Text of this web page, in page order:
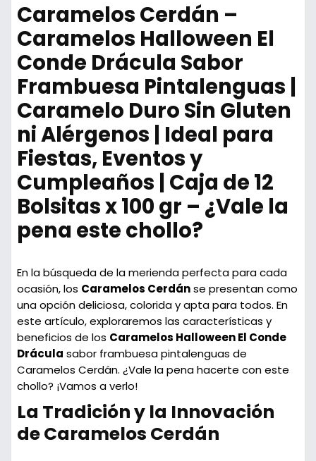
Caramelos Cerdán –
Caramelos Halloween El
Conde Drácula Sabor
Frambuesa Pintalenguas |
Caramelo Duro Sin Gluten
ni Alérgenos | Ideal para
Fiestas, Eventos y
Cumpleaños | Caja de 12
Bolsitas x 100 gr – ¿Vale la
pena este chollo?
En la búsqueda de la merienda perfecta para cada
ocasión, los Caramelos Cerdánse presentan como
una opción deliciosa, colorida y apta para todos. En
este artículo, exploraremos las características y
beneficios de los Caramelos Halloween El Conde
Drácula sabor frambuesa pintalenguas de
Caramelos Cerdán. ¿Vale la pena hacerte con este
chollo? ¡Vamos a verlo!
La Tradición y la Innovación
de Caramelos Cerdán